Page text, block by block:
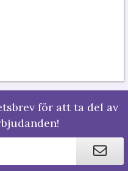
för att ta del av